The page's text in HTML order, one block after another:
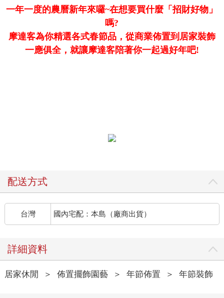
一年一度的農曆新年來囉~在想要買什麼「招財好物」
嗎?
摩達客為你精選各式春節品，從商業佈置到居家裝飾
一應俱全，就讓摩達客陪著你一起過好年吧!
配送方式
台灣 國內宅配：本島（廠商出貨）
詳細資料
居家休閒 ＞ 佈置擺飾園藝 ＞ 年節佈置 ＞ 年節裝飾